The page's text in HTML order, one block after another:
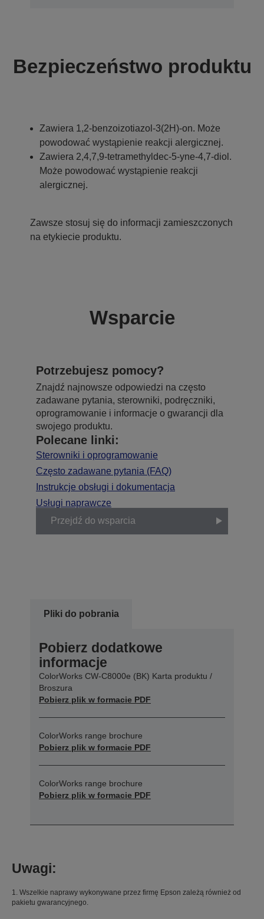
Bezpieczeństwo produktu
Zawiera 1,2-benzoizotiazol-3(2H)-on. Może
powodować wystąpienie reakcji alergicznej.
Zawiera 2,4,7,9-tetramethyldec-5-yne-4,7-diol.
Może powodować wystąpienie reakcji
alergicznej.
Zawsze stosuj się do informacji zamieszczonych
na etykiecie produktu.
Wsparcie
Potrzebujesz pomocy?
Znajdź najnowsze odpowiedzi na często
zadawane pytania, sterowniki, podręczniki,
oprogramowanie i informacje o gwarancji dla
swojego produktu.
Polecane linki:
Sterowniki i oprogramowanie
Często zadawane pytania (FAQ)
Instrukcje obsługi i dokumentacja
Usługi naprawcze
Przejdź do wsparcia
Pliki do pobrania
Pobierz dodatkowe
informacje
ColorWorks CW-C8000e (BK) Karta produktu /
Broszura
Pobierz plik w formacie PDF
ColorWorks range brochure
Pobierz plik w formacie PDF
ColorWorks range brochure
Pobierz plik w formacie PDF
Uwagi:
1. Wszelkie naprawy wykonywane przez firmę Epson zależą również od
pakietu gwarancyjnego.